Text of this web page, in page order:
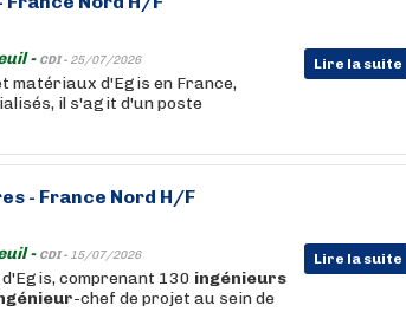
- CDI - 25/07/2026 Lire la suite
matériaux d'Egis en France,
il s'agit d'un poste
- France Nord H/F
- CDI - 15/07/2026 Lire la suite
comprenant 130 ingénieurs
-chef de projet au sein de